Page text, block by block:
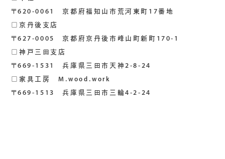
〒620-0061 京都府福知山市荒河東町17番地
□京丹後支店
〒627-0005 京都府京丹後市峰山町新町170-1
□神戸三田支店
〒669-1531 兵庫県三田市天神2-8-24
□家具工房 M.wood.work
〒669-1513 兵庫県三田市三輪4-2-24